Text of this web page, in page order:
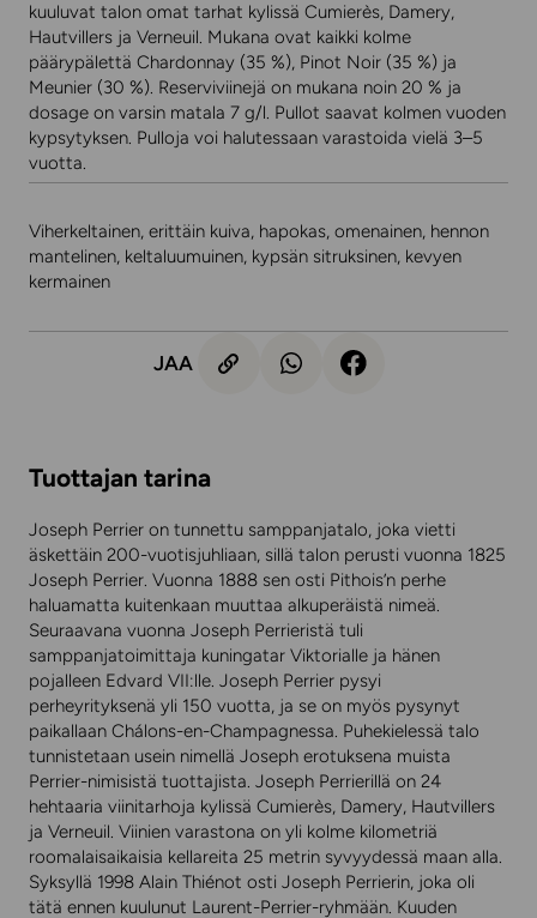
kuuluvat talon omat tarhat kylissä Cumierès, Damery,
Hautvillers ja Verneuil. Mukana ovat kaikki kolme
päärypälettä Chardonnay (35 %), Pinot Noir (35 %) ja
Meunier (30 %). Reserviviinejä on mukana noin 20 % ja
dosage on varsin matala 7 g/l. Pullot saavat kolmen vuoden
kypsytyksen. Pulloja voi halutessaan varastoida vielä 3–5
vuotta.
Viherkeltainen, erittäin kuiva, hapokas, omenainen, hennon
mantelinen, keltaluumuinen, kypsän sitruksinen, kevyen
kermainen
JAA
Tuottajan tarina
Joseph Perrier on tunnettu samppanjatalo, joka vietti
äskettäin 200-vuotisjuhliaan, sillä talon perusti vuonna 1825
Joseph Perrier. Vuonna 1888 sen osti Pithois’n perhe
haluamatta kuitenkaan muuttaa alkuperäistä nimeä.
Seuraavana vuonna Joseph Perrieristä tuli
samppanjatoimittaja kuningatar Viktorialle ja hänen
pojalleen Edvard VII:lle. Joseph Perrier pysyi
perheyrityksenä yli 150 vuotta, ja se on myös pysynyt
paikallaan Chálons-en-Champagnessa. Puhekielessä talo
tunnistetaan usein nimellä Joseph erotuksena muista
Perrier-nimisistä tuottajista. Joseph Perrierillä on 24
hehtaaria viinitarhoja kylissä Cumierès, Damery, Hautvillers
ja Verneuil. Viinien varastona on yli kolme kilometriä
roomalaisaikaisia kellareita 25 metrin syvyydessä maan alla.
Syksyllä 1998 Alain Thiénot osti Joseph Perrierin, joka oli
tätä ennen kuulunut Laurent-Perrier-ryhmään. Kuuden